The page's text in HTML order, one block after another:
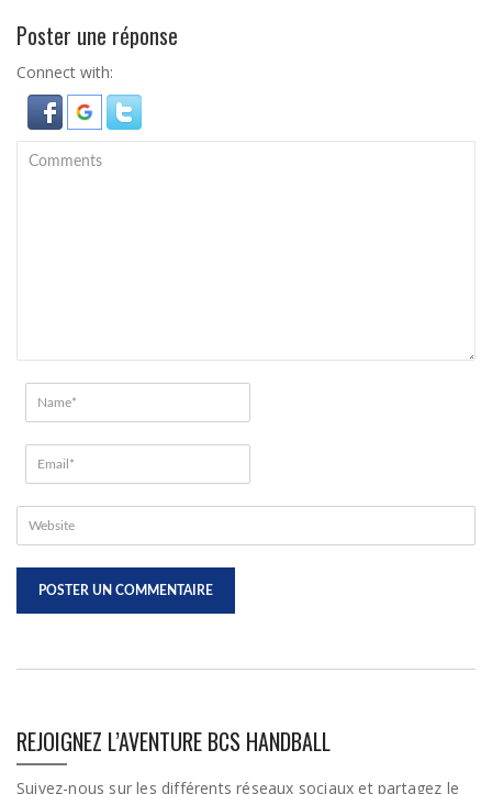
Poster une réponse
Connect with:
REJOIGNEZ L’AVENTURE BCS HANDBALL
Suivez-nous sur les différents réseaux sociaux et partagez le